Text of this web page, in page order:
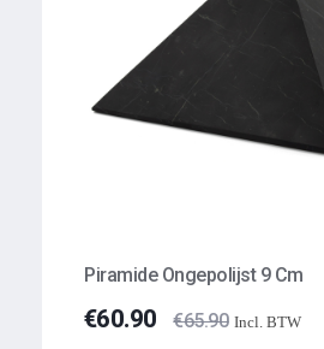
Piramide Ongepolijst 9 Cm
€60.90 €65.90 Incl. BTW